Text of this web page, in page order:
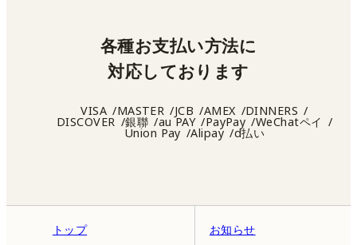
トップ お知らせ
各種お支払い方法に
対応しております
VISA MASTER JCB AMEX DINNERS
DISCOVER 銀聯 au PAY PayPay WeChatペイ
Union Pay Alipay d払い